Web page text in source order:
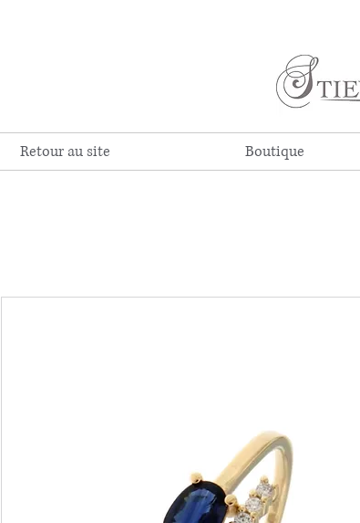
Retour au site Boutique